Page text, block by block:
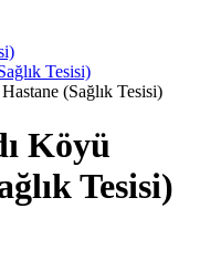
Tesisi)
(Sağlık Tesisi)
Köyü
Tesisi)